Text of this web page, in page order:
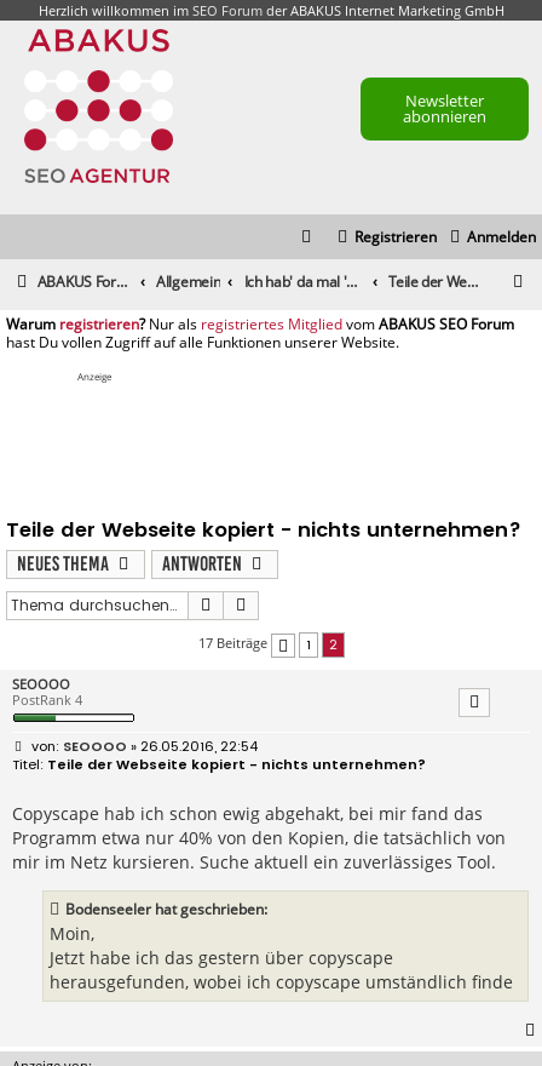
Herzlich willkommen im SEO Forumder ABAKUS Internet Marketing GmbH
Newsletter
abonnieren
Anmelden
Registrieren
ABAKUS Foren-Übersicht Allgemein Ich hab' da mal 'ne Frage Teile der Webseite kopiert - nichts unternehmen?
registrieren registriertes Mitglied
Anzeige
Teile der Webseite kopiert - nichts unternehmen?
Neues Thema
Antworten
Suche
17 Beiträge Vorherige
1 2
SEOOOO
PostRank 4
B
e
i
r
a
g
SEOOOO » 26.05.2016, 22:54
Teile der Webseite kopiert - nichts unternehmen?
Copyscape hab ich schon ewig abgehakt, bei mir fand das
Programm etwa nur 40% von den Kopien, die tatsächlich von
mir im Netz kursieren. Suche aktuell ein zuverlässiges Tool.
Bodenseeler hat geschrieben:
Moin,
Jetzt habe ich das gestern über copyscape
herausgefunden, wobei ich copyscape umständlich finde